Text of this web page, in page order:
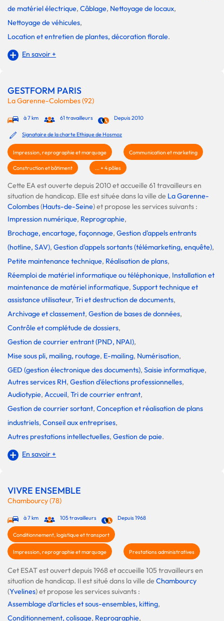
de matériel électrique, Câblage, Nettoyage de locaux,
Nettoyage de véhicules,
Location et entretien de plantes, décoration florale.
En savoir +
GESTFORM PARIS
La Garenne-Colombes (92)
à 7 km 61 travailleurs Depuis 2010
Signataire de la charte Ethique de Hosmoz
Impression, reprographie et marquage Communication et marketing
Construction et bâtiment ... + 4 pôles
Cette EA est ouverte depuis 2010 et accueille 61 travailleurs en
situation de handicap. Elle est située dans la ville de La Garenne-
Colombes(Hauts-de-Seine) et propose les services suivants :
Impression numérique, Reprographie,
Brochage, encartage, façonnage, Gestion d'appels entrants
(hotline, SAV), Gestion d'appels sortants (télémarketing, enquête),
Petite maintenance technique, Réalisation de plans,
Réemploi de matériel informatique ou téléphonique, Installation et
maintenance de matériel informatique, Support technique et
assistance utilisateur, Tri et destruction de documents,
Archivage et classement, Gestion de bases de données,
Contrôle et complétude de dossiers,
Gestion de courrier entrant (PND, NPAI),
Mise sous pli, mailing, routage, E-mailing, Numérisation,
GED (gestion électronique des documents), Saisie informatique,
Autres services RH, Gestion d'élections professionnelles,
Audiotypie, Accueil, Tri de courrier entrant,
Gestion de courrier sortant, Conception et réalisation de plans
industriels, Conseil aux entreprises,
Autres prestations intellectuelles, Gestion de paie.
En savoir +
VIVRE ENSEMBLE
Chambourcy (78)
à 7 km 105 travailleurs Depuis 1968
Conditionnement, logistique et transport
Impression, reprographie et marquage Prestations administratives
Cet ESAT est ouvert depuis 1968 et accueille 105 travailleurs en
situation de handicap. Il est situé dans la ville deChambourcy
(Yvelines) et propose les services suivants :
Assemblage d'articles et sous-ensembles, kitting,
Conditionnement, colisage, Reprographie,